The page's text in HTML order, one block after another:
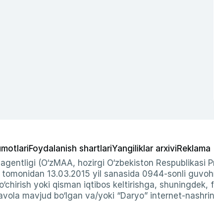
Foydalanish shartlariYangiliklar arxiviReklama
(O‘zMAA, hozirgi O‘zbekiston Respublikasi
13.03.2015 yil sanasida 0944-sonli
yoki qisman iqtibos keltirishga,
mavjud bo‘lgan va/yoki “Daryo” internet-